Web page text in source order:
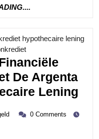
hypothecaire lening
Category
De Argenta
Lening
zwart- 0 Comments